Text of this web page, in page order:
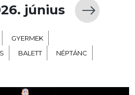
június
GYERMEK
BALETT
NÉPTÁNC